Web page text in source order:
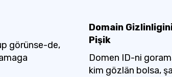
görünse-de,
Domain
Pişik
Domen ID-ni
kim gözlän bolsa,